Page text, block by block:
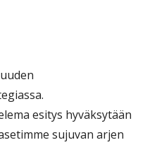
esitys hyväksytään
sujuvan arjen